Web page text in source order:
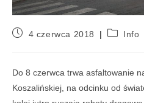
4 czerwca 2018 Info
Do 8 czerwca trwa asfaltowanie
Koszalińskiej, na odcinku od